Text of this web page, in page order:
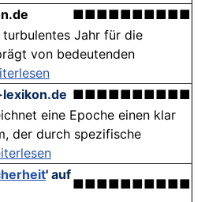
■■■■■■■■■■
Jahr für die
von bedeutenden
■■■■■■■■■■
eine Epoche einen klar
der durch spezifische
' auf
■■■■■■■■■■